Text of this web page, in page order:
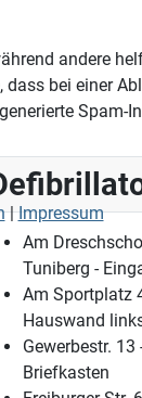
Am
Tuniberg -
Am Sportplatz
Hauswand
Gewerbestr.
Briefkasten
andere
bei einer
Spam-
|Impressum